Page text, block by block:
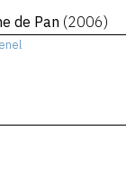
de Pan (2006)